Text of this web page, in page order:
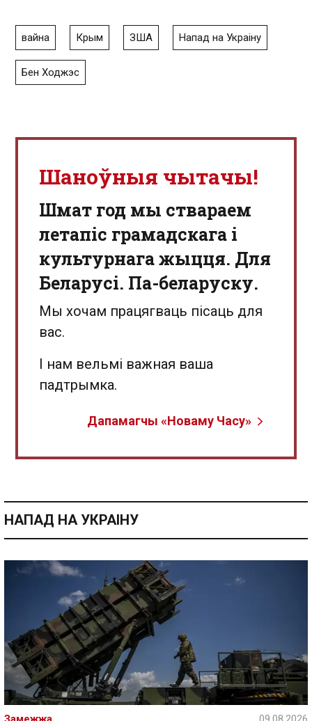
вайна Крым ЗША Напад на Украіну
Бен Ходжэс
Шаноўныя чытачы!
Шмат год мы ствараем
летапіс грамадскага і
культурнага жыцця. Для
Беларусі. Па-беларуску.
Мы хочам працягваць пісаць для
вас.
І нам вельмі важная ваша
падтрымка.
Дапамагчы «Новаму Часу»
НАПАД НА УКРАІНУ